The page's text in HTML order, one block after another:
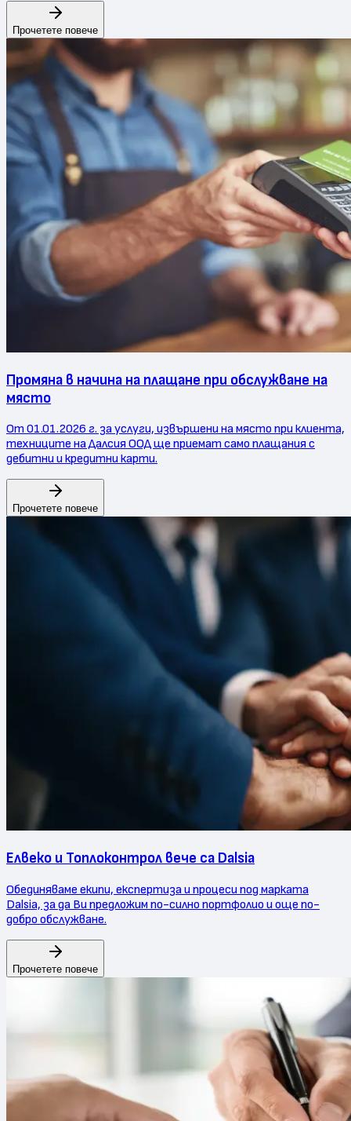
Прочетете повече
Промяна в начина на плащане при обслужване на
място
От 01.01.2026 г. за услуги, извършени на място при клиента,
техниците на Далсия ООД ще приемат само плащания с
дебитни и кредитни карти.
Прочетете повече
Елвеко и Топлоконтрол вече са Dalsia
Обединяваме екипи, експертиза и процеси под марката
Dalsia, за да Ви предложим по-силно портфолио и още по-
добро обслужване.
Прочетете повече